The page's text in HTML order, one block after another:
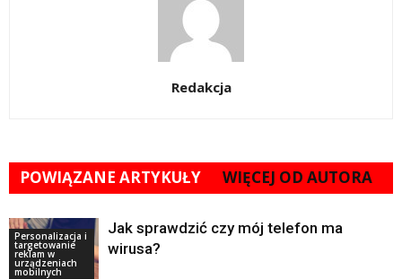
Redakcja
POWIĄZANE ARTYKUŁY WIĘCEJ OD AUTORA
Personalizacja i
targetowanie
reklam w
urządzeniach
mobilnych
Jak sprawdzić czy mój telefon ma
wirusa?